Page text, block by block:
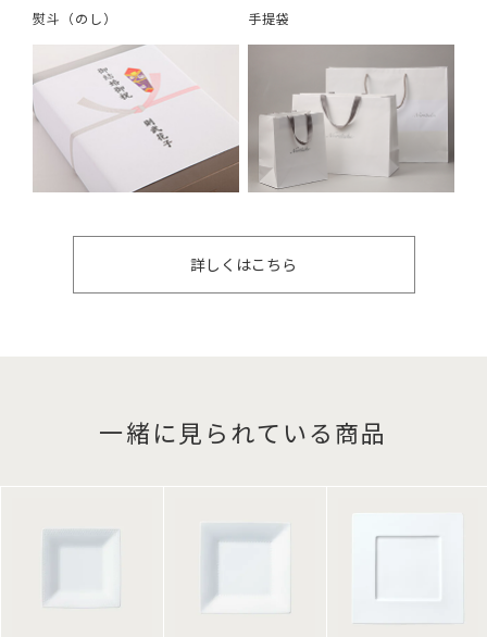
熨斗（のし） 手提袋
詳しくはこちら
一緒に見られている商品